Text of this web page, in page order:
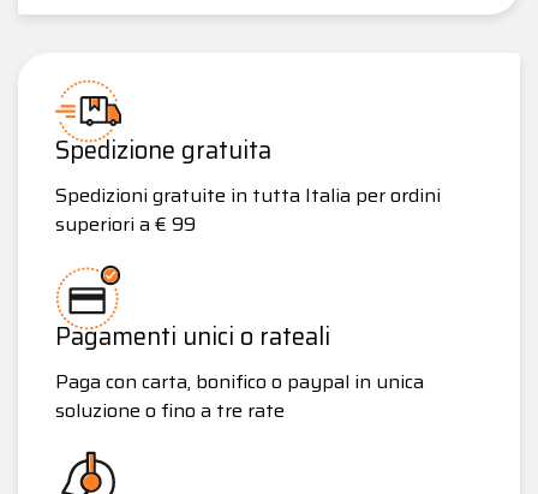
Spedizione gratuita
Spedizioni gratuite in tutta Italia per ordini
superiori a € 99
Pagamenti unici o rateali
Paga con carta, bonifico o paypal in unica
soluzione o fino a tre rate